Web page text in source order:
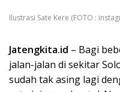
Ilustrasi Sate Kere (FOTO :
Jatengkita.id – Bagi
jalan-jalan di sekitar
sudah tak asing lagi